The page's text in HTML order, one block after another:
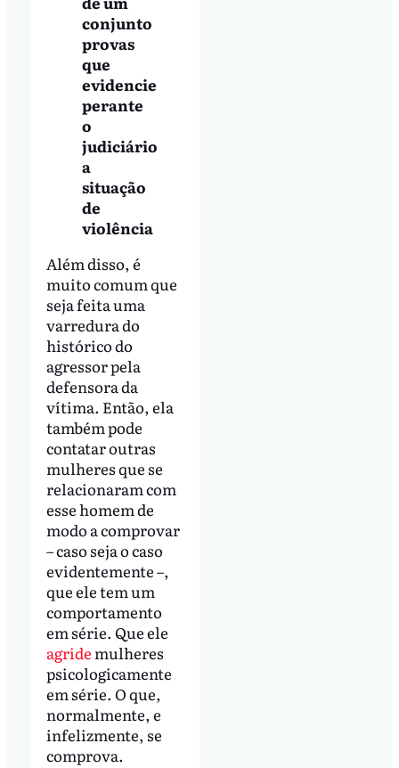
conjunto
provas
que
evidencie
perante
o
judiciário
a
situação
de
violência
Além disso, é
muito comum que
seja feita uma
varredura do
histórico do
agressor pela
defensora da
vítima. Então, ela
também pode
contatar outras
mulheres que se
relacionaram com
esse homem de
modo a comprovar
– caso seja o caso
evidentemente –,
que ele tem um
comportamento
em série. Que ele
agride mulheres
psicologicamente
em série. O que,
normalmente, e
infelizmente, se
comprova.